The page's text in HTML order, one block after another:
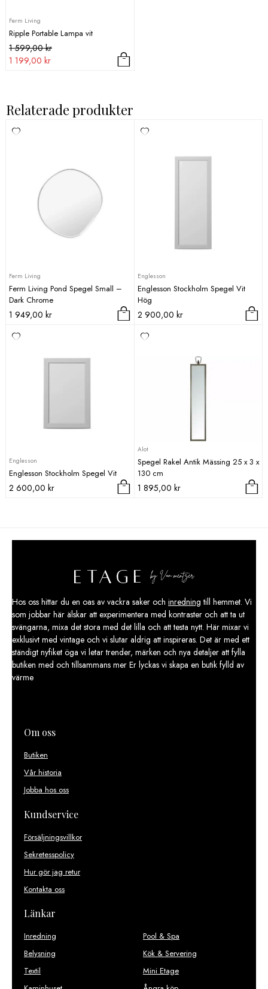
Ferm Living
Ripple Portable Lampa vit
1 599,00kr
Det
ursprungliga
599,00 kr.
1 199,00 kr
Det
nuvarande
199,00 kr.
Relaterade produkter
Ferm Living
Ferm Living Pond Spegel Small –
Dark Chrome
1 949,00 kr
Englesson
Englesson Stockholm Spegel Vit
Hög
2 900,00 kr
Englesson
Englesson Stockholm Spegel Vit
2 600,00 kr
Alot
Spegel Rakel Antik Mässing 25 x 3 x
130 cm
1 895,00 kr
Hos oss hittar du en oas av vackra saker och inredning till hemmet. Vi
som jobbar här älskar att experimentera med kontraster och att ta ut
svängarna, mixa det stora med det lilla och att testa nytt. Här mixar vi
exklusivt med vintage och vi slutar aldrig att inspireras. Det är med ett
ständigt nyfiket öga vi letar trender, märken och nya detaljer att fylla
butiken med och tillsammans mer Er lyckas vi skapa en butik fylld av
värme
Om oss
Butiken
Vår historia
Jobba hos oss
Kundservice
Försäljningsvillkor
Sekretesspolicy
Hur gör jag retur
Kontakta oss
Länkar
Inredning
Belysning
Textil
Pool & Spa
Kök & Servering
Mini Etage